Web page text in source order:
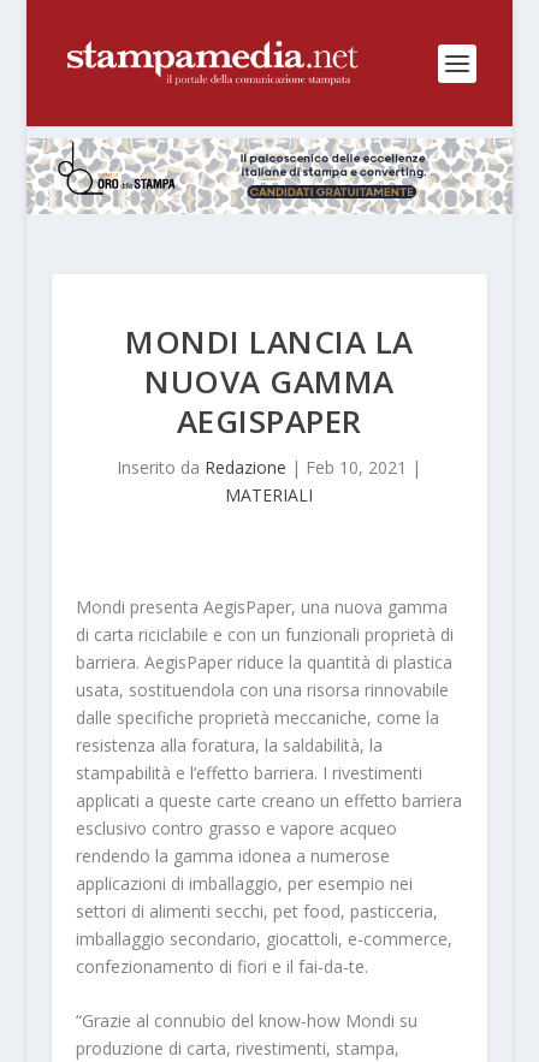
MONDI LANCIA LA
NUOVA GAMMA
AEGISPAPER
Inserito da Redazione | Feb 10, 2021 |
MATERIALI
Mondi presenta AegisPaper, una nuova gamma
di carta riciclabile e con un funzionali proprietà di
barriera. AegisPaper riduce la quantità di plastica
usata, sostituendola con una risorsa rinnovabile
dalle specifiche proprietà meccaniche, come la
resistenza alla foratura, la saldabilità, la
stampabilità e l’effetto barriera. I rivestimenti
applicati a queste carte creano un effetto barriera
esclusivo contro grasso e vapore acqueo
rendendo la gamma idonea a numerose
applicazioni di imballaggio, per esempio nei
settori di alimenti secchi, pet food, pasticceria,
imballaggio secondario, giocattoli, e-commerce,
confezionamento di fiori e il fai-da-te.
“Grazie al connubio del know-how Mondi su
produzione di carta, rivestimenti, stampa,